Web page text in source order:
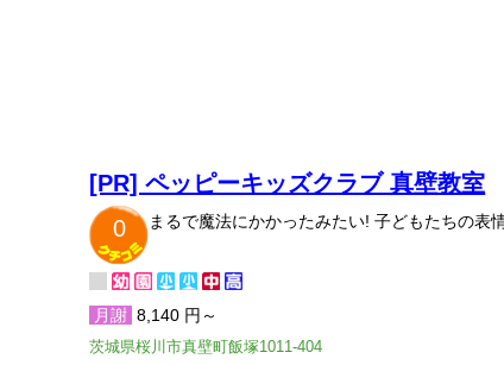
[PR] ペッピーキッズクラブ 真壁教室
0
まるで魔法にかかったみたい! 子どもたちの表
月謝 8,140 円～
茨城県桜川市真壁町飯塚1011-404